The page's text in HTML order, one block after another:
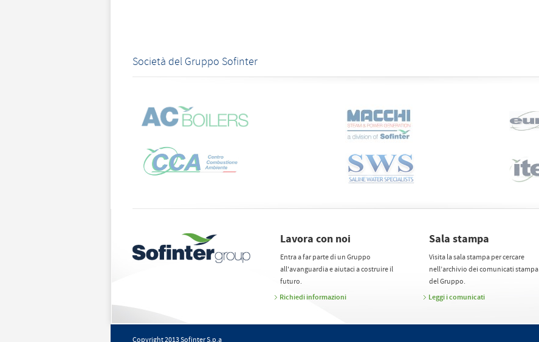
Società del Gruppo Sofinter
Lavora con noi
Entra a far parte di un Gruppo
all'avanguardia e aiutaci a costruire il
futuro.
Richiedi informazioni
Sala stampa
Visita la sala stampa per cercare
nell’archivio dei comunicati stampa
del Gruppo.
Leggi i comunicati
Copyright 2013 Sofinter S.p.a